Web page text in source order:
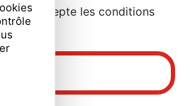
j'accepte les conditions
**